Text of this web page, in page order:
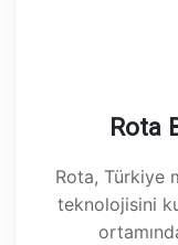
Rota
Rota, Türkiye
teknolojisini